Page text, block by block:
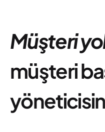
Müşteri
müşteri